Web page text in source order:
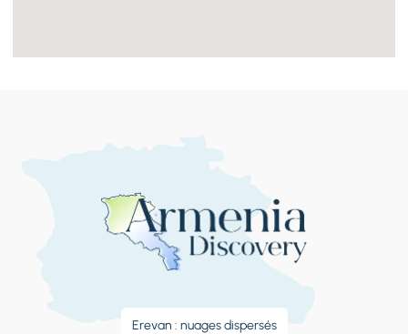
Erevan : nuages ​​dispersés